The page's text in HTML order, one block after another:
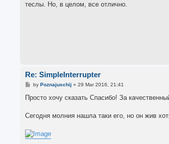
теслы. Но, в целом, все отлично.
Re: SimpleInterrupter
P
s
by Poznajuschij » 29 Mar 2016, 21:41
Просто хочу сказать Спасибо! За
Сегодня молния нашла таки его, но он жив